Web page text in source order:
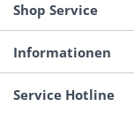
Shop Service
Informationen
Service Hotline